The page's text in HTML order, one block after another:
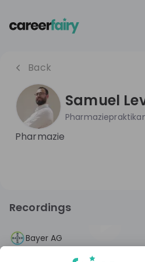
Back
Samuel
Pharmazie
Recordings
3 years ago
Bayer AG
5 Gründe warum du dein